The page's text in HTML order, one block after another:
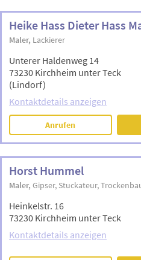
Heike Hass Dieter Hass
Maler Lackierer
Unterer Haldenweg 14
73230 Kirchheim unter Teck
(Lindorf)
Kontaktdetails anzeigen
Anrufen
Horst Hummel
Maler Gipser Stuckateur
Heinkelstr. 16
73230 Kirchheim unter Teck
Kontaktdetails anzeigen